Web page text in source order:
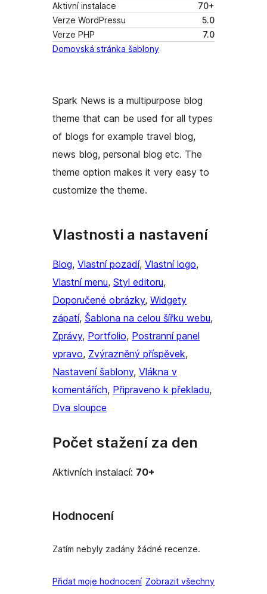
Aktivní instalace
70+
Verze WordPressu
5.0
Verze PHP
7.0
Domovská stránka šablony
Spark News is a multipurpose blog
theme that can be used for all types
of blogs for example travel blog,
news blog, personal blog etc. The
theme option makes it very easy to
customize the theme.
Vlastnosti a nastavení
Blog, Vlastní pozadí, Vlastní logo
Vlastní menu, Styl editoru
Doporučené obrázky, Widgety
zápatí, Šablona na celou šířku webu
Zprávy, Portfolio, Postranní panel
vpravo, Zvýrazněný příspěvek
Nastavení šablony, Vlákna v
komentářích, Připraveno k překladu
Dva sloupce
Počet stažení za den
Aktivních instalací: 70+
Hodnocení
Zatím nebyly zadány žádné recenze.
Přidat moje hodnocení Zobrazit všechnyrecenze